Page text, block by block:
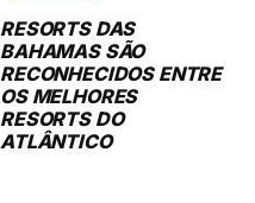
RESORTS DAS
BAHAMAS SÃO
RECONHECIDOS ENTRE
OS MELHORES
RESORTS DO
ATLÂNTICO